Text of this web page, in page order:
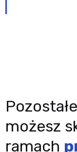
możesz
ramach